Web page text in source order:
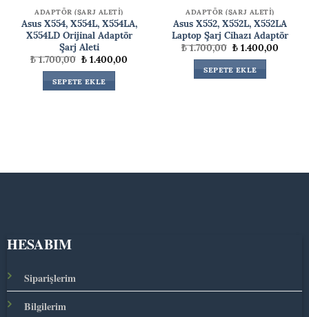
ADAPTÖR (ŞARJ ALETİ)
Asus X554, X554L, X554LA,
X554LD Orijinal Adaptör
Şarj Aleti
₺1.700,00Orijinal
fiyat:
₺ 1.700,00.
₺1.400,00
SEPETE EKLE
ADAPTÖR (ŞARJ ALETİ)
Asus X552, X552L, X552LA
Laptop Şarj Cihazı Adaptör
₺1.700,00Orijinal
fiyat:
₺ 1.700,00.
₺1.400,00Şu
SEPETE EKLE
HESABIM
Siparişlerim
Bilgilerim